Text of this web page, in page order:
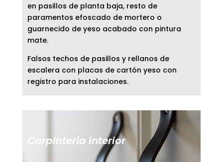
en pasillos de planta baja, resto de
paramentos efoscado de mortero o
guarnecido de yeso acabado con pintura
mate.
Falsos techos de pasillos y rellanos de
escalera con placas de cartón yeso con
registro para instalaciones.
Carpintería interior